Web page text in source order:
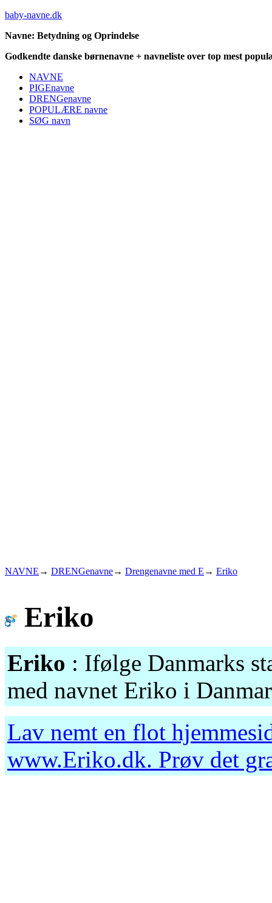
baby-navne.dk
Navne: Betydning og Oprindelse
Godkendte danske børnenavne + navneliste over top mest
NAVNE
PIGEnavne
DRENGenavne
POPULÆRE navne
SØG navn
NAVNE → DRENGenavne→ Drengenavne med E → Eriko
Eriko
Eriko : Ifølge Danmarks
med navnet Eriko i
Lav nemt en flot
www.Eriko.dk. Prøv det